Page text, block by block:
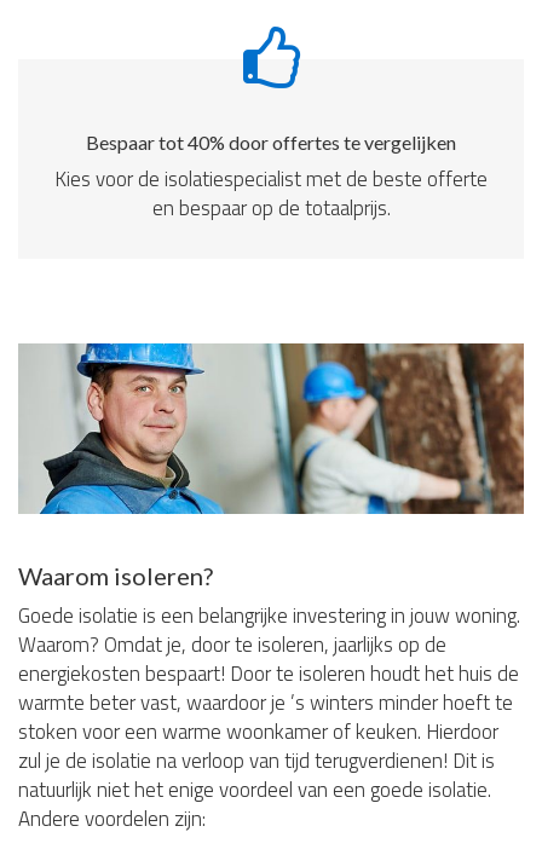
Bespaar tot 40% door offertes te vergelijken
Kies voor de isolatiespecialist met de beste offerte
en bespaar op de totaalprijs.
Waarom isoleren?
Goede isolatie is een belangrijke investering in jouw woning.
Waarom? Omdat je, door te isoleren, jaarlijks op de
energiekosten bespaart! Door te isoleren houdt het huis de
warmte beter vast, waardoor je ’s winters minder hoeft te
stoken voor een warme woonkamer of keuken. Hierdoor
zul je de isolatie na verloop van tijd terugverdienen! Dit is
natuurlijk niet het enige voordeel van een goede isolatie.
Andere voordelen zijn: